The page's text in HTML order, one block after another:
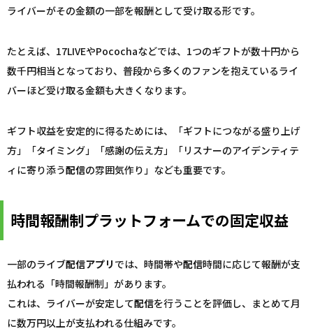
ライバーがその金額の一部を報酬として受け取る形です。
たとえば、17LIVEやPocochaなどでは、1つのギフトが数十円から
数千円相当となっており、普段から多くのファンを抱えているライ
バーほど受け取る金額も大きくなります。
ギフト収益を安定的に得るためには、「ギフトにつながる盛り上げ
方」「タイミング」「感謝の伝え方」「リスナーのアイデンティテ
ィに寄り添う配信の雰囲気作り」なども重要です。
時間報酬制プラットフォームでの固定収益
一部のライブ配信アプリ では、時間帯や配信時間に応じて報酬が支
払われる「時間報酬制」があります。
これは、ライバーが安定して配信を行うことを評価し、まとめて月
に数万円以上が支払われる仕組みです。